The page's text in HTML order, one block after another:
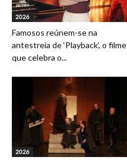
2026
Famosos reúnem-se na
antestreia de ‘Playback’, o filme
que celebra o...
2026